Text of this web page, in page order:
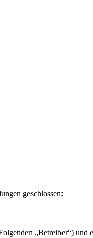
geschlossen:
„Betreiber“) und